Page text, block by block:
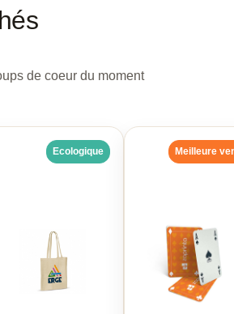
de coeur du moment
Ecologique Meilleure